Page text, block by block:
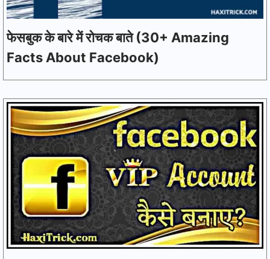
फेसबुक के बारे में रोचक बाते (30+ Amazing
Facts About Facebook)